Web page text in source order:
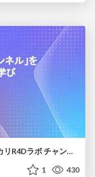
研究紹介ショート動画「メルカリR4Dラボ チャンネル」を2年弱やってみた成果と学び
1 430